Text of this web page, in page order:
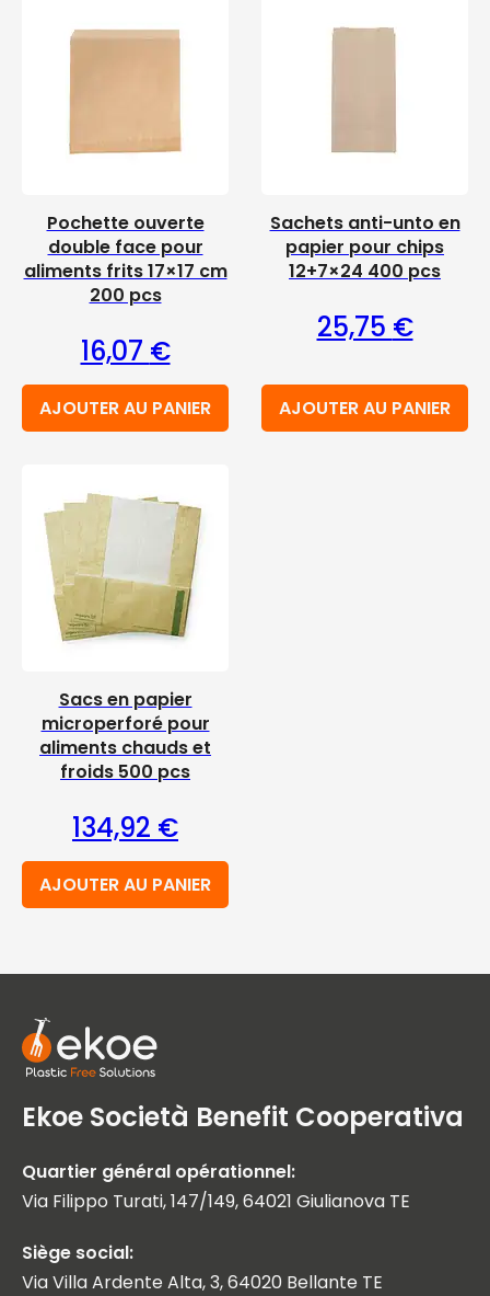
Pochette ouverte
double face pour
aliments frits 17×17 cm
200 pcs
16,07 €
AJOUTER AU PANIER
Sachets anti-unto en
papier pour chips
12+7×24 400 pcs
25,75 €
AJOUTER AU PANIER
Sacs en papier
microperforé pour
aliments chauds et
froids 500 pcs
134,92 €
AJOUTER AU PANIER
Ekoe Società Benefit Cooperativa
Quartier général opérationnel:
Via Filippo Turati, 147/149, 64021 Giulianova TE
Siège social:
Via Villa Ardente Alta, 3, 64020 Bellante TE